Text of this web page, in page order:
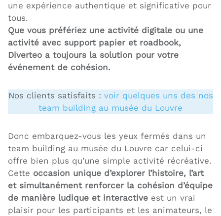
une expérience authentique et significative pour
tous.
Que vous préfériez une activité digitale ou une
activité avec support papier et roadbook,
Diverteo a toujours la solution pour votre
événement de cohésion.
Nos clients satisfaits : voir quelques uns des nos
team building au musée du Louvre
Donc embarquez-vous les yeux fermés dans un
team building au musée du Louvre car celui-ci
offre bien plus qu’une simple activité récréative.
Cette occasion unique d’explorer l’histoire, l’art
et simultanément renforcer la cohésion d’équipe
de manière ludique et interactive est un vrai
plaisir pour les participants et les animateurs, le